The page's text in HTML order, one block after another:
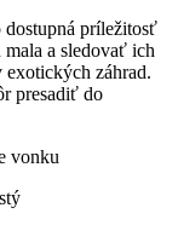
dostupná príležitosť
a sledovať ich
záhrad.
presadiť do
vonku